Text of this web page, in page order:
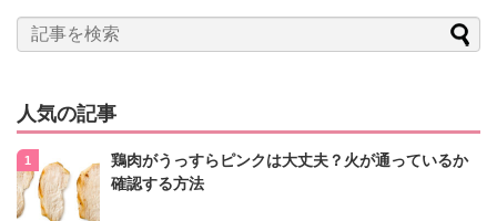
人気の記事
鶏肉がうっすらピンクは大丈夫？火が通っているか
確認する方法